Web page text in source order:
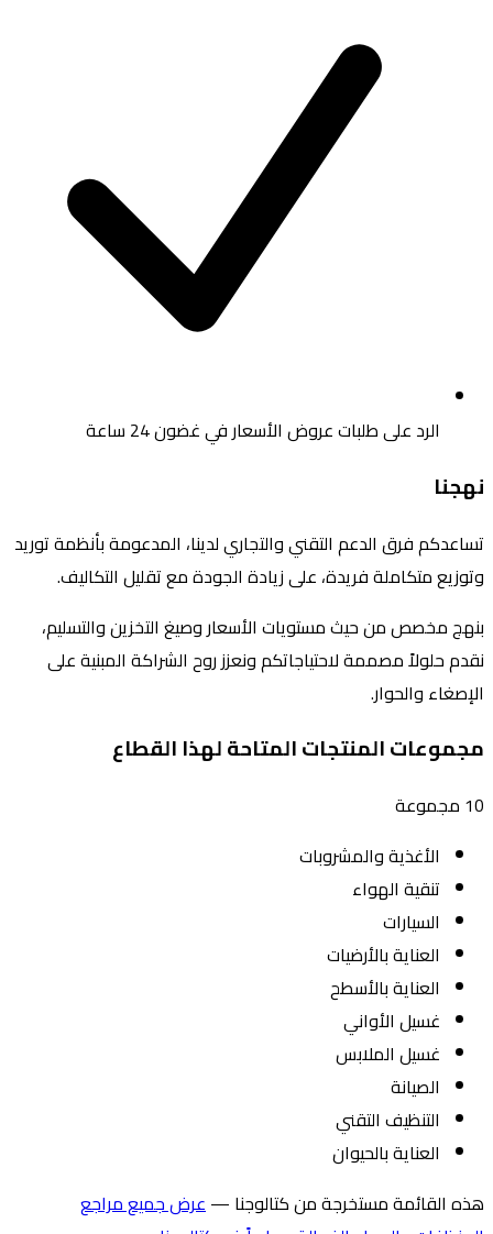
الرد على طلبات عروض الأسعار في غضون 24 ساعة
نهجنا
تساعدكم فرق الدعم التقني والتجاري لدينا، المدعومة بأنظمة توريد
وتوزيع متكاملة فريدة، على زيادة الجودة مع تقليل التكاليف.
بنهج مخصص من حيث مستويات الأسعار وصيغ التخزين والتسليم،
نقدم حلولاً مصممة لاحتياجاتكم ونعزز روح الشراكة المبنية على
الإصغاء والحوار.
مجموعات المنتجات المتاحة لهذا القطاع
10 مجموعة
الأغذية والمشروبات
تنقية الهواء
السيارات
العناية بالأرضيات
العناية بالأسطح
غسيل الأواني
غسيل الملابس
الصيانة
التنظيف التقني
العناية بالحيوان
هذه القائمة مستخرجة من كتالوجنا —عرض جميع مراجع